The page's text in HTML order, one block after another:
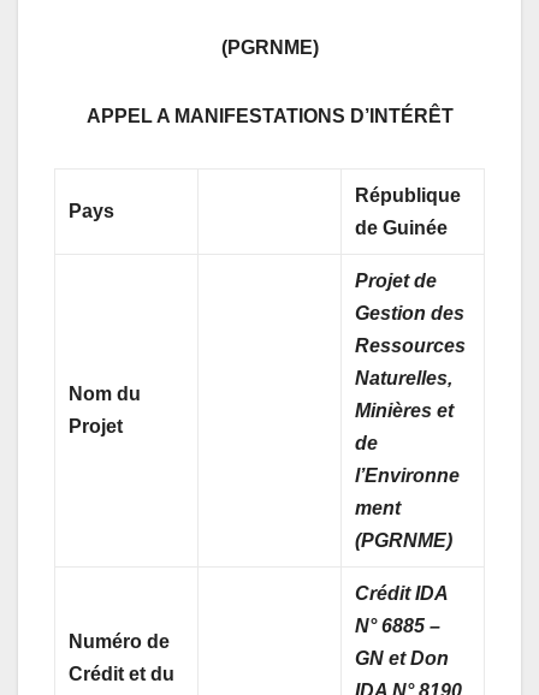
(PGRNME)
APPEL A MANIFESTATIONS D’INTÉRÊT
Pays
République
de Guinée
Nom du
Projet
Projet de
Gestion des
Ressources
Naturelles,
Minières et
de
l’Environne
ment
(PGRNME)
Numéro de
Crédit et du
Crédit IDA
N° 6885 –
GN et Don
IDA N° 8190